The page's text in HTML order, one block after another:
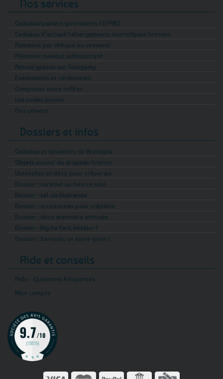
Nos services
Cadeaux/paniers gourmands CE/PRO
Cadeaux d’accueil hébergements touristiques bretons
Paiement par chèque ou virement
Paiement mandat administratif
Retrait gratuit sur Guingamp
Evénements et cérémonies
Composez votre coffret
Les codes promo
Nos univers
Dossiers et infos
Cadeaux et souvenirs de Bretagne
Objets autour du drapeau breton
Ustensiles et déco pour crêperies
Dossier : caramel au beurre salé
Dossier : sel de Guérande
Dossier : accessoires pour crêpière
Dossier : déco marinière attitude
Dossier : Kig ha Farz, kézako ?
Dossier : Sarrasin, un sacré grain !
Aide et conseils
Aide - Questions fréquentes
Mon compte